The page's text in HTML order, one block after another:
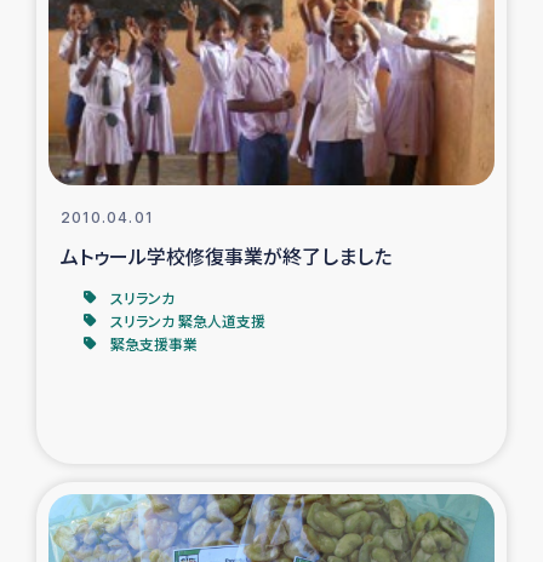
ガザ地区での公園の緑化を通じた支援事業
ガザ地区における被災住民への緊急支援
ガザ地区酪農を通した女性グループの生計支援
ふりかけ普及と食生活改善による栄養改善事業
フェアトレード事業
緊急支援事業
食べる
2010.04.01
ムトゥール学校修復事業が終了しました
スリランカ
スリランカ 緊急人道支援
緊急支援事業